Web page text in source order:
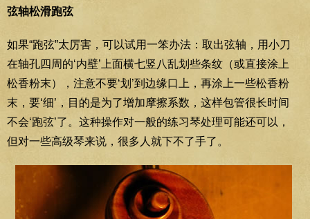
弦轴松滑跑弦
如果“跑弦”太厉害，可以试用一笨办法：取出弦轴，用小刀
在轴孔四周的‘内壁’上面横七竖八乱划些条纹（或直接涂上
松香粉末），注意不要‘划’到边缘口上，再涂上一些松香粉
末，要‘细’，目的是为了增加摩擦系数，这样包管很长时间
不会‘跑弦’了。这种操作对一般的练习琴处理可能还可以，
但对一些高级琴来说，很多人就下不了手了。